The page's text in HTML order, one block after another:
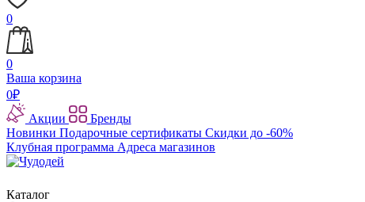
0
0
Ваша корзина
0₽
Акции
Бренды
Новинки Подарочные сертификаты Скидки до -60%
Клубная программа Адреса магазинов
Каталог